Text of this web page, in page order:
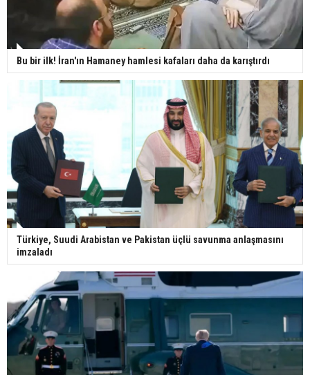
Bu bir ilk! İran'ın Hamaney hamlesi kafaları daha da karıştırdı
Türkiye, Suudi Arabistan ve Pakistan üçlü savunma anlaşmasını
imzaladı